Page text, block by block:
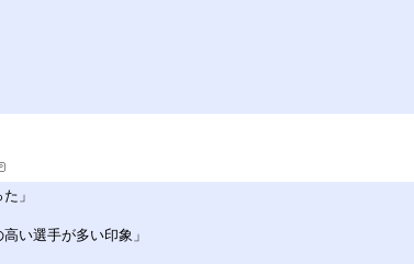
」
い選手が多い印象」